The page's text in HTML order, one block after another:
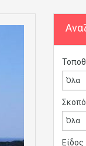
Όλα
Όλα
Είδος